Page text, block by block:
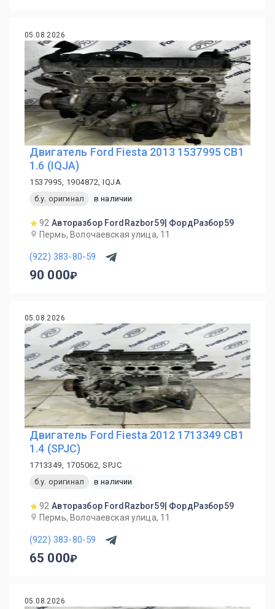
05.08.2026
Двигатель Ford Fiesta 2013 1537995 CB1
1.6 (IQJA)
1537995, 1904872, IQJA
б.у. оригинал
в наличии
92 Авторазбор FordRazbor59| ФордРазбор59
Пермь, Волочаевская улица, 11
(922) 383-80-59
90 000
05.08.2026
Двигатель Ford Fiesta 2012 1713349 CB1
1.4 (SPJC)
1713349, 1705062, SPJC
б.у. оригинал
в наличии
92 Авторазбор FordRazbor59| ФордРазбор59
Пермь, Волочаевская улица, 11
(922) 383-80-59
65 000
05.08.2026